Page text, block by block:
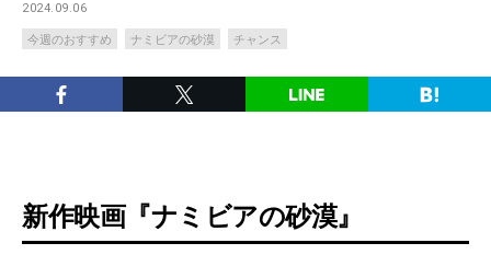
2024.09.06
今週のおすすめ ナミビアの砂漠 チャンス
新作映画『ナミビアの砂漠』